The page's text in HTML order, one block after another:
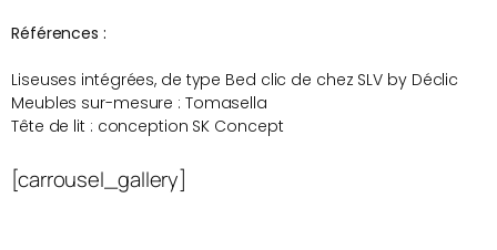
Références :
Liseuses intégrées, de type Bed clic de chez SLV by Déclic
Meubles sur-mesure : Tomasella
Tête de lit : conception SK Concept
[carrousel_gallery]